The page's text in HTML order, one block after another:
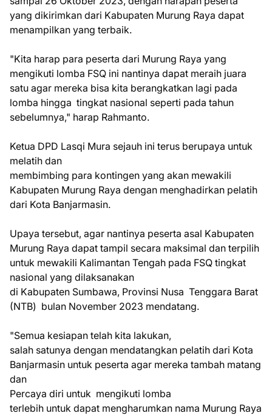
yang dikirimkan dari Kabupaten Murung Raya dapat
menampilkan yang terbaik.
"Kita harap para peserta dari Murung Raya yang
mengikuti lomba FSQ ini nantinya dapat meraih juara
satu agar mereka bisa kita berangkatkan lagi pada
lomba hingga tingkat nasional seperti pada tahun
sebelumnya," harap Rahmanto.
Ketua DPD Lasqi Mura sejauh ini terus berupaya untuk
melatih dan
membimbing para kontingen yang akan mewakili
Kabupaten Murung Raya dengan menghadirkan pelatih
dari Kota Banjarmasin.
Upaya tersebut, agar nantinya peserta asal Kabupaten
Murung Raya dapat tampil secara maksimal dan terpilih
untuk mewakili Kalimantan Tengah pada FSQ tingkat
nasional yang dilaksanakan
di Kabupaten Sumbawa, Provinsi Nusa Tenggara Barat
(NTB) bulan November 2023 mendatang.
"Semua kesiapan telah kita lakukan,
salah satunya dengan mendatangkan pelatih dari Kota
Banjarmasin untuk peserta agar mereka tambah matang
dan
Percaya diri untuk mengikuti lomba
terlebih untuk dapat mengharumkan nama Murung Raya